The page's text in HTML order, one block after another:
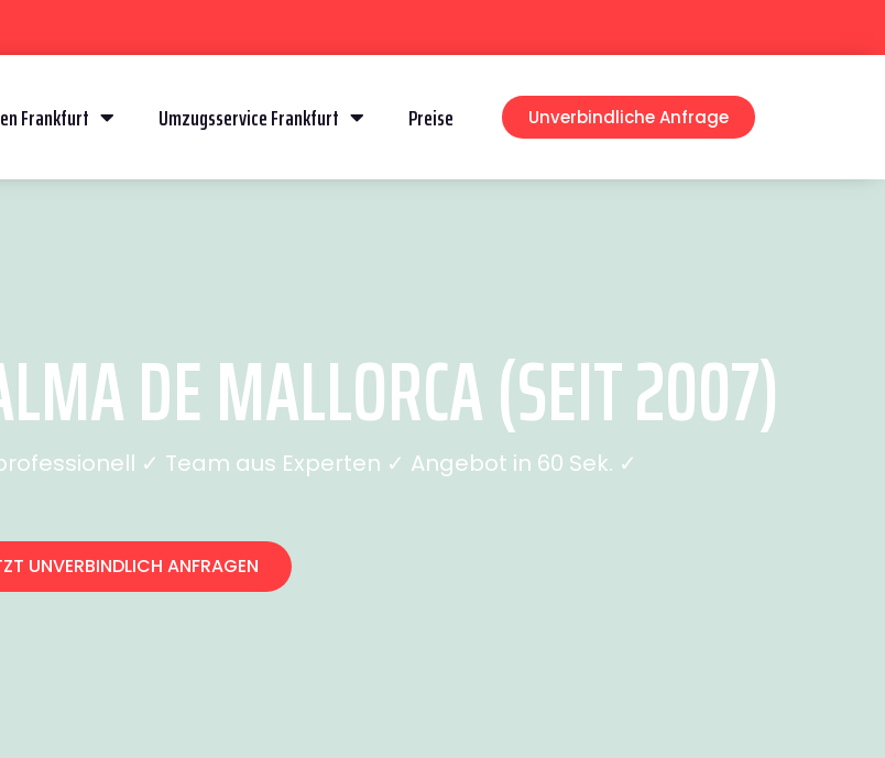
Frankfurt Umzugsservice Frankfurt Preise Unverbindliche Anfrage
DE MALLORCA (SEIT 2007)
✓ Team aus Experten ✓ Angebot in 60 Sek. ✓
UNVERBINDLICH ANFRAGEN